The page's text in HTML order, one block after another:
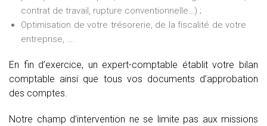
contrat de travail, rupture conventionnelle…) ;
Optimisation de votre trésorerie, de la fiscalité de votre
entreprise, ….
En fin d’exercice, un expert-comptable établit votre bilan
comptable ainsi que tous vos documents d’approbation
des comptes.
Notre champ d’intervention ne se limite pas aux missions